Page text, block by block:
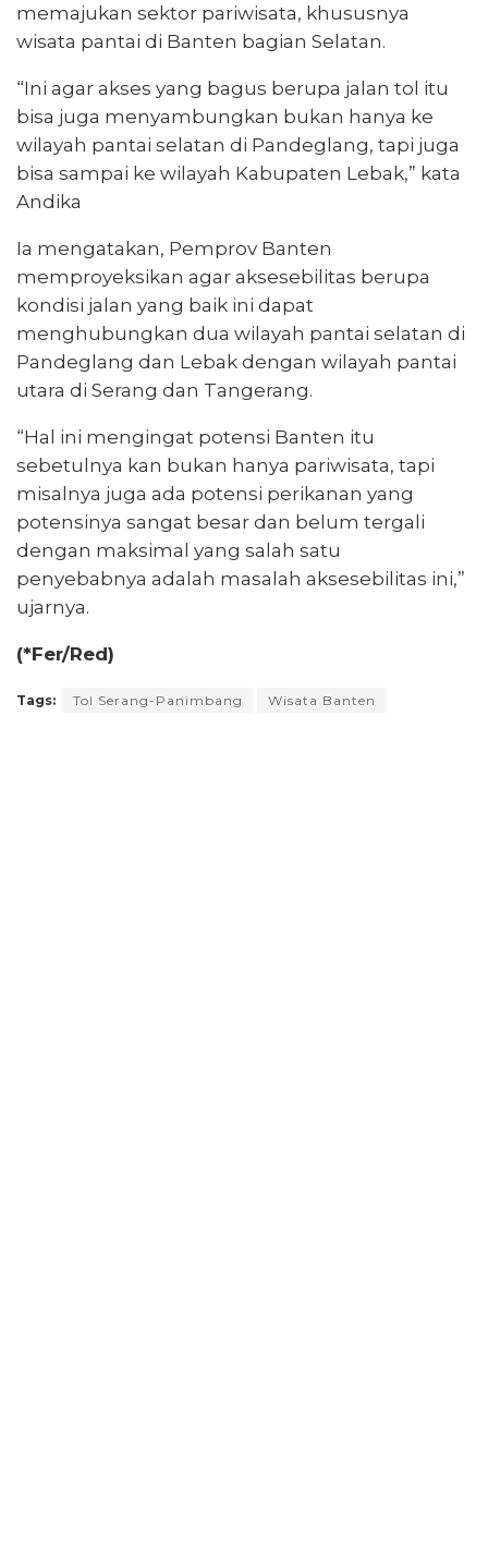
memajukan sektor pariwisata, khususnya
wisata pantai di Banten bagian Selatan.
“Ini agar akses yang bagus berupa jalan tol itu
bisa juga menyambungkan bukan hanya ke
wilayah pantai selatan di Pandeglang, tapi juga
bisa sampai ke wilayah Kabupaten Lebak,” kata
Andika
Ia mengatakan, Pemprov Banten
memproyeksikan agar aksesebilitas berupa
kondisi jalan yang baik ini dapat
menghubungkan dua wilayah pantai selatan di
Pandeglang dan Lebak dengan wilayah pantai
utara di Serang dan Tangerang.
“Hal ini mengingat potensi Banten itu
sebetulnya kan bukan hanya pariwisata, tapi
misalnya juga ada potensi perikanan yang
potensinya sangat besar dan belum tergali
dengan maksimal yang salah satu
penyebabnya adalah masalah aksesebilitas ini,”
ujarnya.
(*Fer/Red)
Tags: Tol Serang-Panimbang Wisata Banten